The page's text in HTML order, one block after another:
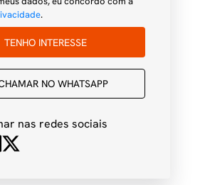
.
TENHO INTERESSE
NO WHATSAPP
nas redes sociais